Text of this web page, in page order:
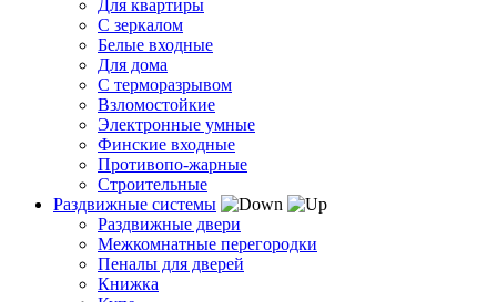
Для квартиры
С зеркалом
Белые входные
Для дома
С терморазрывом
Взломостойкие
Электронные умные
Финские входные
Противопо-жарные
Строительные
Раздвижные системы
Раздвижные двери
Межкомнатные перегородки
Пеналы для дверей
Книжка